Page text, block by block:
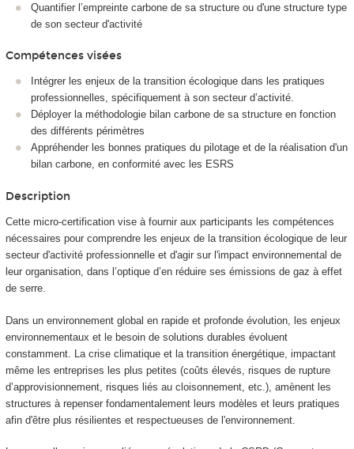
Quantifier l’empreinte carbone de sa structure ou d'une structure type
de son secteur d'activité
Compétences visées
Intégrer les enjeux de la transition écologique dans les pratiques
professionnelles, spécifiquement à son secteur d’activité.
Déployer la méthodologie bilan carbone de sa structure en fonction
des différents périmètres
Appréhender les bonnes pratiques du pilotage et de la réalisation d'un
bilan carbone, en conformité avec les ESRS
Description
Cette micro-certification vise à fournir aux participants les compétences
nécessaires pour comprendre les enjeux de la transition écologique de leur
secteur d'activité professionnelle et d'agir sur l'impact environnemental de
leur organisation, dans l’optique d’en réduire ses émissions de gaz à effet
de serre.
Dans un environnement global en rapide et profonde évolution, les enjeux
environnementaux et le besoin de solutions durables évoluent
constamment. La crise climatique et la transition énergétique, impactant
même les entreprises les plus petites (coûts élevés, risques de rupture
d’approvisionnement, risques liés au cloisonnement, etc.), amènent les
structures à repenser fondamentalement leurs modèles et leurs pratiques
afin d'être plus résilientes et respectueuses de l'environnement.